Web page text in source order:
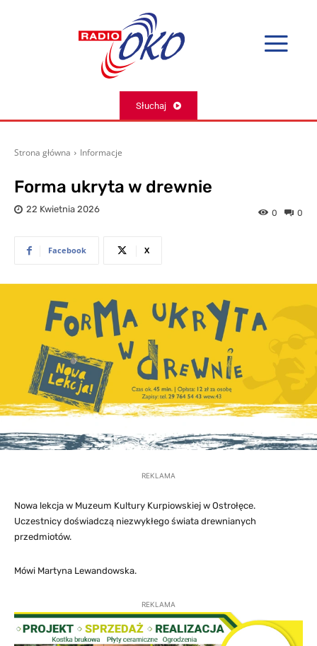
Słuchaj
Strona główna Informacje
Forma ukryta w drewnie
22 Kwietnia 2026 0
0
Facebook X
REKLAMA
Nowa lekcja w Muzeum Kultury Kurpiowskiej w Ostrołęce.
Uczestnicy doświadczą niezwykłego świata drewnianych
przedmiotów.
Mówi Martyna Lewandowska.
REKLAMA